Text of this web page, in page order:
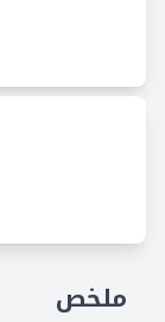
ملخص